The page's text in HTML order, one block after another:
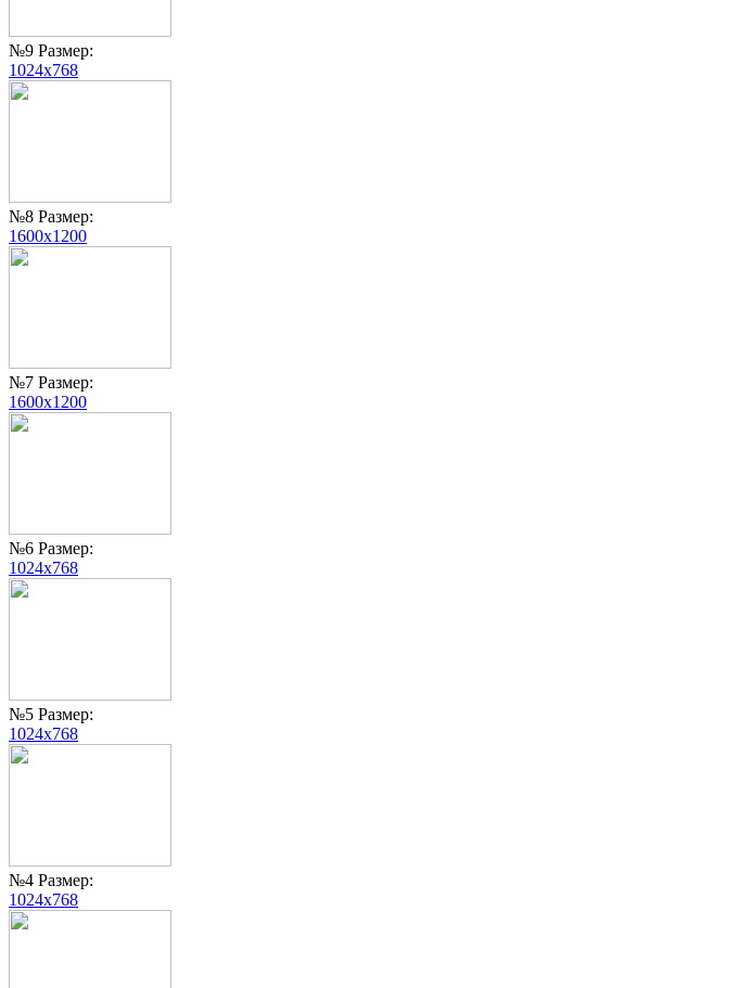
№9 Размер:
1024x768
№8 Размер:
1600x1200
№7 Размер:
1600x1200
№6 Размер:
1024x768
№5 Размер:
1024x768
№4 Размер:
1024x768